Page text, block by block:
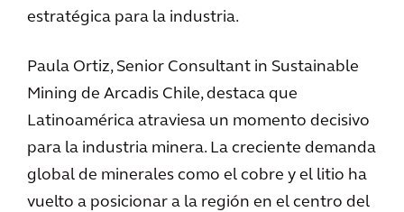
estratégica para la industria.
Paula Ortiz, Senior Consultant in Sustainable
Mining de Arcadis Chile, destaca que
Latinoamérica atraviesa un momento decisivo
para la industria minera. La creciente demanda
global de minerales como el cobre y el litio ha
vuelto a posicionar a la región en el centro del